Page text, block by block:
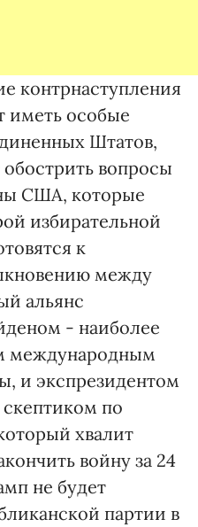
контрнаступления
иметь особые
Штатов,
вопросы
США, которые
избирательной
к
между
альянс
- наиболее
международным
и экспрезидентом
по
хвалит
войну за 24
не будет
партии в